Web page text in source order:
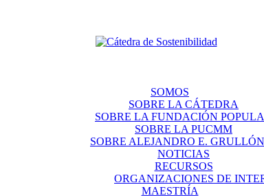
SOMOS
SOBRE LA CÁTEDRA
SOBRE LA FUNDACIÓN
SOBRE LA PUCMM
SOBRE ALEJANDRO E.
NOTICIAS
RECURSOS
ORGANIZACIONES DE
MAESTRÍA